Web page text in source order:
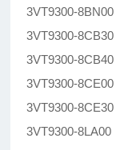
3VT9300-8BN00
3VT9300-8CB30
3VT9300-8CB40
3VT9300-8CE00
3VT9300-8CE30
3VT9300-8LA00